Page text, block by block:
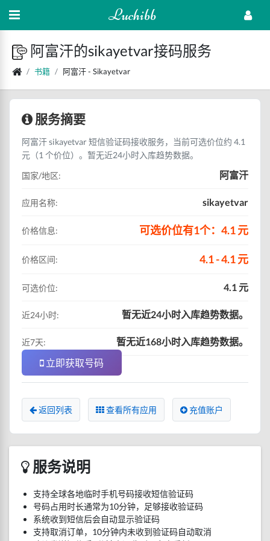
Luchibb
阿富汗的sikayetvar接码服务
书籍 阿富汗 - Sikayetvar
服务摘要
阿富汗 sikayetvar 短信验证码接收服务，当前可选价位约 4.1
元（1 个价位）。暂无近24小时入库趋势数据。
国家/地区:
阿富汗
应用名称: sikayetvar
价格信息: 可选价位有1个：4.1 元
价格区间: 4.1 - 4.1 元
可选价位: 4.1 元
近24小时: 暂无近24小时入库趋势数据。
近7天:
暂无近168小时入库趋势数据。
立即获取号码
返回列表 查看所有应用 充值账户
服务说明
支持全球各地临时手机号码接收短信验证码
号码占用时长通常为10分钟，足够接收验证码
系统收到短信后会自动显示验证码
支持取消订单，10分钟内未收到验证码自动取消